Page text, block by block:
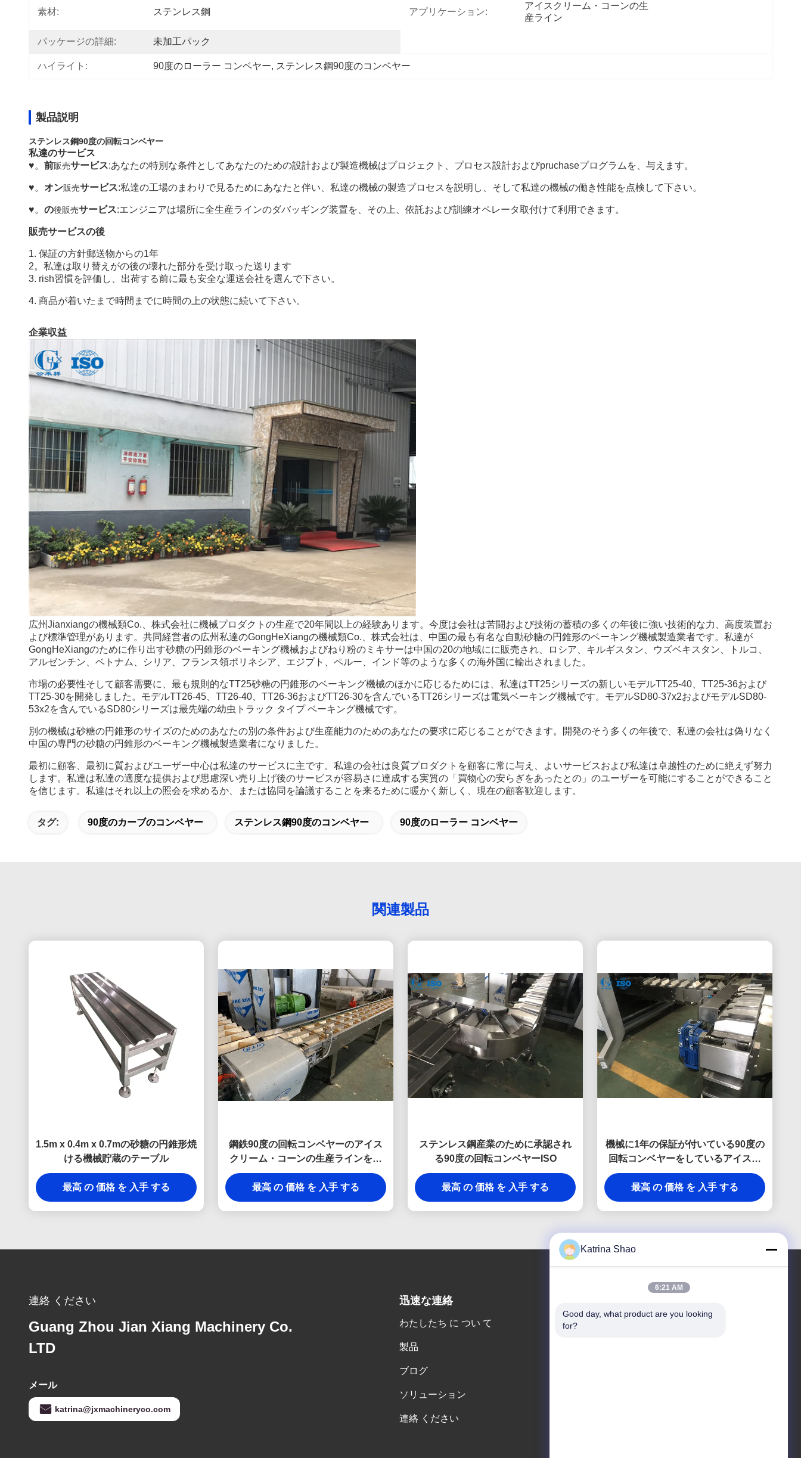
素材: ステンレス鋼 アプリケーション:
アイスクリーム・コーンの生
産ライン
パッケージの詳細: 未加工パック
ハイライト: 90度のローラー コンベヤー, ステンレス鋼90度のコンベヤー
製品説明
ステンレス鋼90度の回転コンベヤー
私達のサービス
♥。 前販売サービス:あなたの特別な条件としてあなたのための設計および製造機械はプロジェクト、プロセス設計およびpruchaseプログラムを、与えます。
♥。 オン販売サービス:私達の工場のまわりで見るためにあなたと伴い、私達の機械の製造プロセスを説明し、そして私達の機械の働き性能を点検して下さい。
♥。 の後販売サービス:エンジニアは場所に全生産ラインのダバッギング装置を、その上、依託および訓練オペレータ取付けて利用できます。
販売サービスの後
1. 保証の方針郵送物からの1年
2。私達は取り替えがの後の壊れた部分を受け取った送ります
3. rish習慣を評価し、出荷する前に最も安全な運送会社を選んで下さい。
4. 商品が着いたまで時間までに時間の上の状態に続いて下さい。
企業収益
広州Jianxiangの機械類Co.、株式会社に機械プロダクトの生産で20年間以上の経験あります。今度は会社は苦闘および技術の蓄積の多くの年後に強い技術的な力、高度装置お
よび標準管理があります。共同経営者の広州私達のGongHeXiangの機械類Co.、株式会社は、中国の最も有名な自動砂糖の円錐形のベーキング機械製造業者です。私達が
GongHeXiangのために作り出す砂糖の円錐形のベーキング機械およびねり粉のミキサーは中国の20の地域にに販売され、ロシア、キルギスタン、ウズベキスタン、トルコ、
アルゼンチン、ベトナム、シリア、フランス領ポリネシア、エジプト、ペルー、インド等のような多くの海外国に輸出されました。
市場の必要性そして顧客需要に、最も規則的なTT25砂糖の円錐形のベーキング機械のほかに応じるためには、私達はTT25シリーズの新しいモデルTT25-40、TT25-36および
TT25-30を開発しました。モデルTT26-45、TT26-40、TT26-36およびTT26-30を含んでいるTT26シリーズは電気ベーキング機械です。モデルSD80-37x2およびモデルSD80-
53x2を含んでいるSD80シリーズは最先端の幼虫トラック タイプ ベーキング機械です。
別の機械は砂糖の円錐形のサイズのためのあなたの別の条件および生産能力のためのあなたの要求に応じることができます。開発のそう多くの年後で、私達の会社は偽りなく
中国の専門の砂糖の円錐形のベーキング機械製造業者になりました。
最初に顧客、最初に質およびユーザー中心は私達のサービスに主です。私達の会社は良質プロダクトを顧客に常に与え、よいサービスおよび私達は卓越性のために絶えず努力
します。私達は私達の適度な提供および思慮深い売り上げ後のサービスが容易さに達成する実質の「買物心の安らぎをあったとの」のユーザーを可能にすることができること
を信じます。私達はそれ以上の照会を求めるか、または協同を論議することを来るために暖かく新しく、現在の顧客歓迎します。
タグ: 90度のカーブのコンベヤー ステンレス鋼90度のコンベヤー 90度のローラー コンベヤー
関連製品
1.5m x 0.4m x 0.7mの砂糖の円錐形焼
ける機械貯蔵のテーブル
最高 の 価格 を 入手 する
鋼鉄90度の回転コンベヤーのアイス
クリーム・コーンの生産ラインを汚
しなさい
最高 の 価格 を 入手 する
ステンレス鋼産業のために承認され
る90度の回転コンベヤーISO
最高 の 価格 を 入手 する
機械に1年の保証が付いている90度の
回転コンベヤーをしているアイスク
リーム・コーン
最高 の 価格 を 入手 する
連絡 ください
Guang Zhou Jian Xiang Machinery Co.
LTD
メール
katrina@jxmachineryco.com
迅速な連絡
わたしたち に つい て
製品
ブログ
ソリューション
連絡 ください
アドレス
Katrina Shao
6:21 AM
Good day, what product are you looking
for?